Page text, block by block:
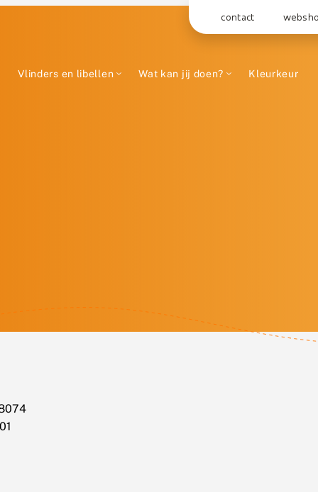
contact
Vlinders en libellen Wat kan jij doen? Kleurkeur